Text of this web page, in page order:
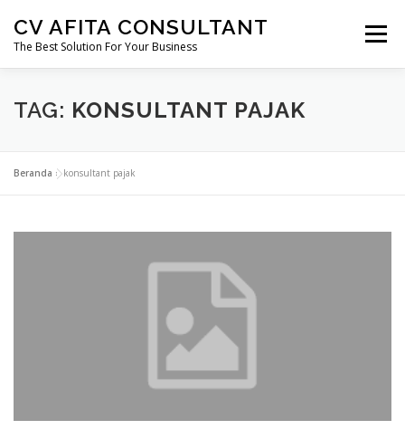
konten
CV AFITA CONSULTANT
The Best Solution For Your Business
Menu
AFITA CONSULTANT PENDIRIAN USAHA
PERIZINAN SERTIFIKASI
MARKETING FREELANCE KONSULTAN HUKUM
TAG: KONSULTANT PAJAK
Beranda »konsultant pajak